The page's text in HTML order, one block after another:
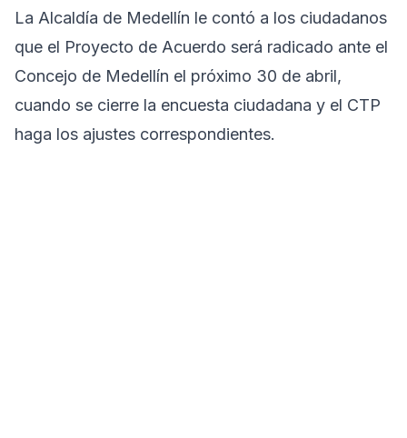
La Alcaldía de Medellín le contó a los ciudadanos
que el Proyecto de Acuerdo será radicado ante el
Concejo de Medellín el próximo 30 de abril,
cuando se cierre la encuesta ciudadana y el CTP
haga los ajustes correspondientes.